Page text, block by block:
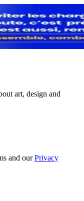
art, design and
and ourPrivacy